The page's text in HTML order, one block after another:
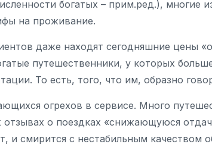
богатых – прим.ред.), многие
на проживание.
даже находят сегодняшние цены
путешественники, у которых
То есть, того, что им, образно
огрехов в сервисе. Много
о поездках «снижающуюся
и смирится с нестабильным качеством